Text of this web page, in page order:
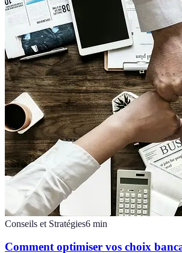
Conseils et Stratégies6 min
Comment optimiser vos choix